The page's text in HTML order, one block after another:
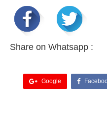
Share on Whatsapp :
Google